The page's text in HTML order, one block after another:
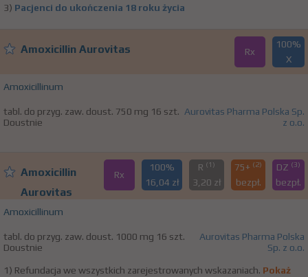
3) Pacjenci do ukończenia 18 roku życia
Amoxicillin Aurovitas Rx
100%
X
Amoxicillinum
tabl. do przyg. zaw. doust. 750 mg 16 szt.
Doustnie
Aurovitas Pharma Polska Sp.
z o.o.
Amoxicillin
Aurovitas
Rx
100%
16,04 zł
R (1)
3,20 zł
75+ (2)
bezpł.
DZ (3)
bezpł.
Amoxicillinum
tabl. do przyg. zaw. doust. 1000 mg 16 szt.
Doustnie
Aurovitas Pharma Polska
Sp. z o.o.
1) Refundacja we wszystkich zarejestrowanych wskazaniach. Pokaż